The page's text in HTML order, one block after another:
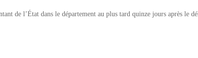
de l’État dans le département au plus tard quinze jours après le